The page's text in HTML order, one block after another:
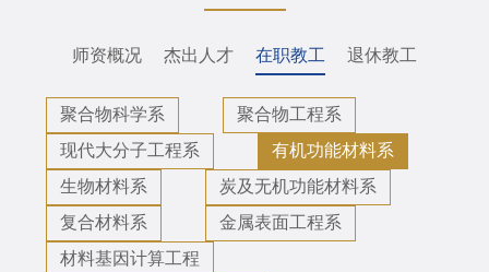
师资概况 杰出人才 在职教工 退休教工
聚合物科学系
聚合物工程系
现代大分子工程系
有机功能材料系
生物材料系
炭及无机功能材料系
复合材料系
金属表面工程系
材料基因计算工程